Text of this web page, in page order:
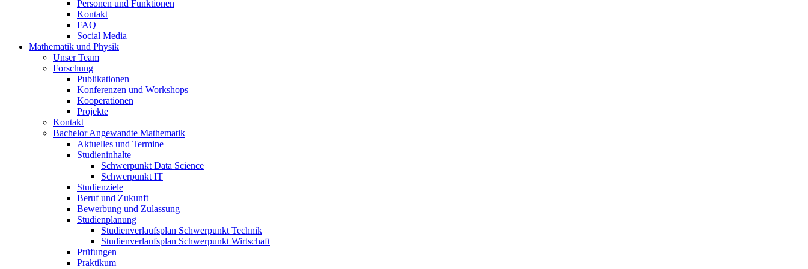
Personen und Funktionen
Kontakt
FAQ
Social Media
Mathematik und Physik
Unser Team
Forschung
Publikationen
Konferenzen und Workshops
Kooperationen
Projekte
Kontakt
Bachelor Angewandte Mathematik
Aktuelles und Termine
Studieninhalte
Schwerpunkt Data Science
Schwerpunkt IT
Studienziele
Beruf und Zukunft
Bewerbung und Zulassung
Studienplanung
Studienverlaufsplan Schwerpunkt Technik
Studienverlaufsplan Schwerpunkt Wirtschaft
Prüfungen
Praktikum